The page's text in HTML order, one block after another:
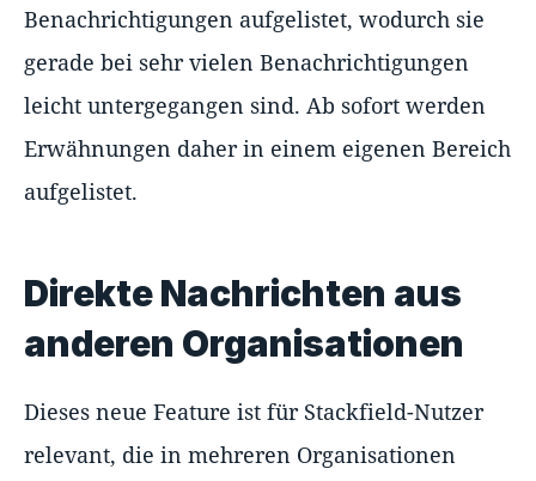
Benachrichtigungen aufgelistet, wodurch sie
gerade bei sehr vielen Benachrichtigungen
leicht untergegangen sind. Ab sofort werden
Erwähnungen daher in einem eigenen Bereich
aufgelistet.
Direkte Nachrichten aus
anderen Organisationen
Dieses neue Feature ist für Stackfield-Nutzer
relevant, die in mehreren Organisationen